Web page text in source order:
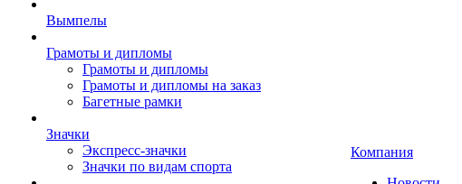
Вымпелы
Грамоты и дипломы
Грамоты и дипломы
Грамоты и дипломы на заказ
Багетные рамки
Значки
Экспресс-значки
Значки по видам спорта
Компания